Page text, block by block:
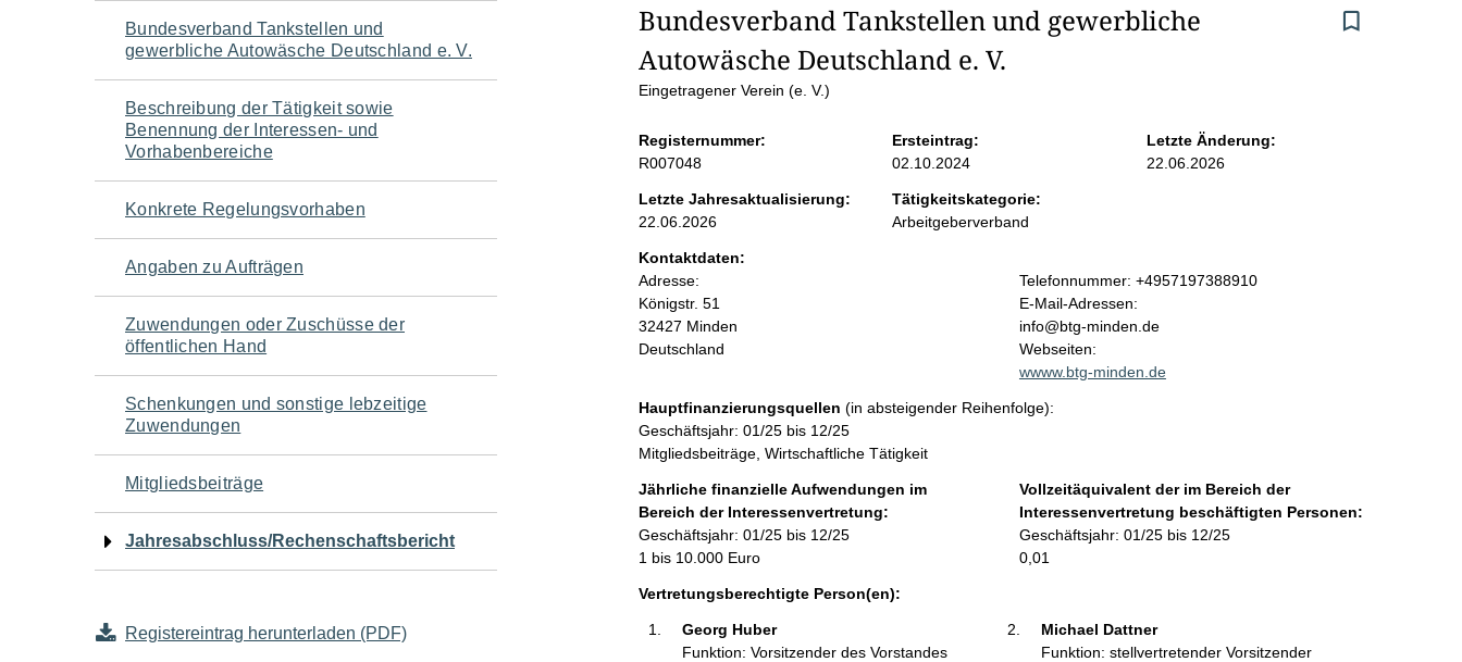
Navigation
für
den
Seiteninhalt
Bundesverband Tankstellen und
gewerbliche Autowäsche Deutschland e. V.
Beschreibung der Tätigkeit sowie
Benennung der Interessen- und
Vorhabenbereiche
Konkrete Regelungsvorhaben
Angaben zu Aufträgen
Zuwendungen oder Zuschüsse der
öffentlichen Hand
Schenkungen und sonstige lebzeitige
Zuwendungen
Mitgliedsbeiträge
Jahresabschluss/Rechenschaftsbericht
Registereintrag herunterladen (PDF)
S
e
i
t
e
n
i
n
h
a
l
t
Bundesverband Tankstellen und gewerbliche
Autowäsche Deutschland e. V.
Eingetragener Verein (e. V.)
Registernummer:
R007048
Ersteintrag:
02.10.2024
Letzte Änderung:
22.06.2026
Letzte Jahresaktualisierung:
22.06.2026
Tätigkeitskategorie:
Arbeitgeberverband
Kontaktdaten:
Adresse:
Königstr. 51
32427 Minden
Deutschland
K
o
n
t
a
t
f
o
r
m
Telefonnummer: +4957197388910
E-Mail-Adressen:
info@btg-minden.de
Webseiten:
wwww.btg-minden.de
Hauptfinanzierungsquellen (in absteigender Reihenfolge):
Geschäftsjahr: 01/25 bis 12/25
Mitgliedsbeiträge, Wirtschaftliche Tätigkeit
Jährliche finanzielle Aufwendungen im
Bereich der Interessenvertretung:
Geschäftsjahr: 01/25 bis 12/25
1 bis 10.000 Euro
Vollzeitäquivalent der im Bereich der
Interessenvertretung beschäftigten Personen:
Geschäftsjahr: 01/25 bis 12/25
0,01
Vertretungsberechtigte Person(en):
Georg Huber
Funktion: Vorsitzender des Vorstandes
Michael Dattner
Funktion: stellvertretender Vorsitzender